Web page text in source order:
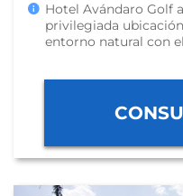
Hotel Avándaro Golf
privilegiada
entorno natural con